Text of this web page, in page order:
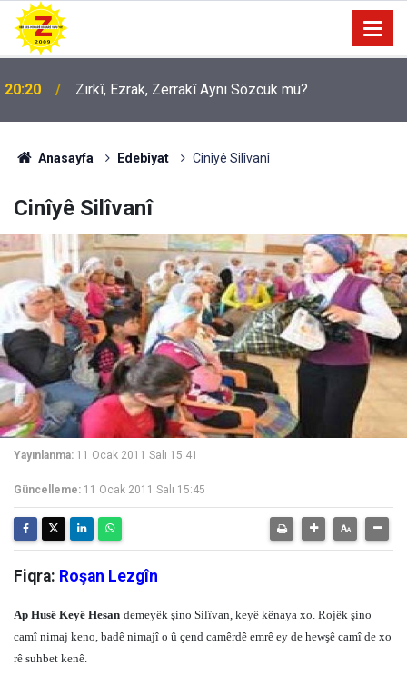
20:20 Zırkî, Ezrak, Zerrakî Aynı Sözcük mü?
Anasayfa Edebîyat Cinîyê Silîvanî
Cinîyê Silîvanî
Yayınlanma: 11 Ocak 2011 Salı 15:41
Güncelleme: 11 Ocak 2011 Salı 15:45
Fiqra: Roşan Lezgîn
Ap Husê Keyê Hesan demeyêk şino Silîvan, keyê kênaya xo. Rojêk şino
camî nimaj keno, badê nimajî o û çend camêrdê emrê ey de hewşê camî de xo
rê suhbet kenê.